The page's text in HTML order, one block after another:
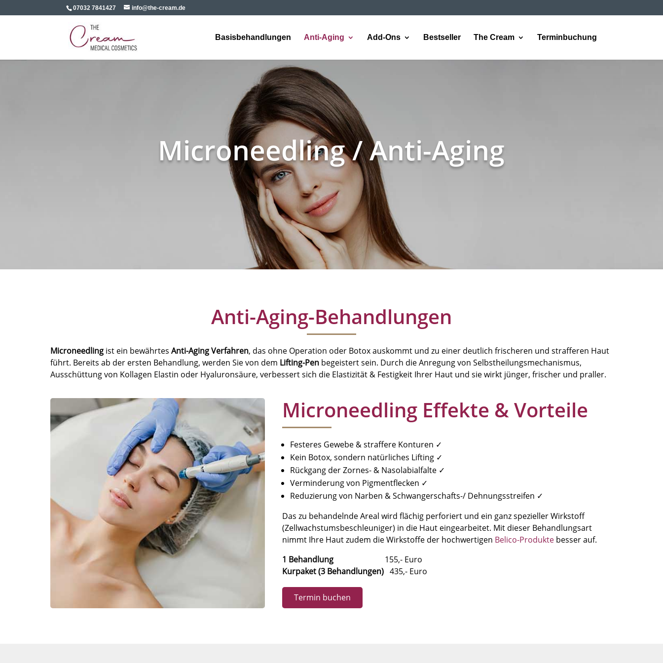
07032 7841427 info@the-cream.de
Basisbehandlungen Anti-Aging Add-Ons Bestseller The Cream Terminbuchung
Microneedling / Anti-Aging
Anti-Aging-Behandlungen
Microneedling ist ein bewährtes Anti-Aging Verfahren, das ohne Operation oder Botox auskommt und zu einer deutlich frischeren und strafferen Haut
führt. Bereits ab der ersten Behandlung, werden Sie von dem Lifting-Pen begeistert sein. Durch die Anregung von Selbstheilungsmechanismus,
Ausschüttung von Kollagen Elastin oder Hyaluronsäure, verbessert sich die Elastizität & Festigkeit Ihrer Haut und sie wirkt jünger, frischer und praller.
Microneedling Effekte & Vorteile
Festeres Gewebe & straffere Konturen ✓
Kein Botox, sondern natürliches Lifting ✓
Rückgang der Zornes- & Nasolabialfalte ✓
Verminderung von Pigmentflecken ✓
Reduzierung von Narben & Schwangerschafts-/ Dehnungsstreifen ✓
Das zu behandelnde Areal wird flächig perforiert und ein ganz spezieller Wirkstoff
(Zellwachstumsbeschleuniger) in die Haut eingearbeitet. Mit dieser Behandlungsart
nimmt Ihre Haut zudem die Wirkstoffe der hochwertigen Belico-Produktebesser auf.
1 Behandlung
155,- Euro
Kurpaket (3 Behandlungen) 435,- Euro
Termin buchen